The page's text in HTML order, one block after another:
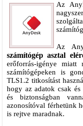
​Az
Az
számítógép asztal
erőforrás-igénye miatt
számítógépeken is
TLS1.2 titkosítást
hogy az adatok csak
és biztonságban
azonosítóval férhetünk
is rejtve maradnak.